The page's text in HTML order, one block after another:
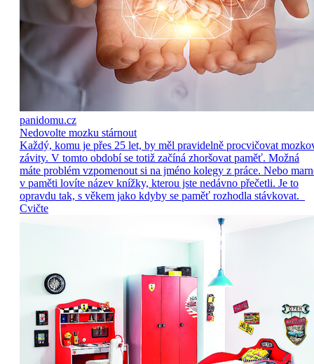
panidomu.cz
Nedovolte mozku stárnout
Každý, komu je přes 25 let, by měl pravidelně procvičovat
závity. V tomto období se totiž začíná zhoršovat paměť. Možná
máte problém vzpomenout si na jméno kolegy z práce. Nebo
v paměti lovíte název knížky, kterou jste nedávno přečetli. Je to
opravdu tak, s věkem jako kdyby se paměť rozhodla stávkovat.
Cvičte